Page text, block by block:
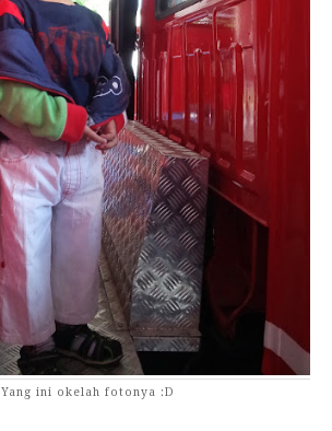
Yang ini okelah fotonya :D